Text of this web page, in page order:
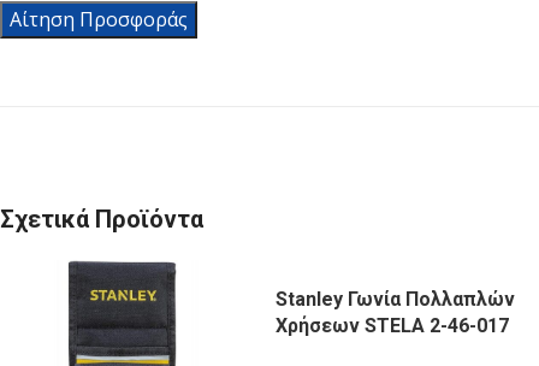
Αίτηση Προσφοράς
Σχετικά Προϊόντα
Stanley Γωνία Πολλαπλών
Χρήσεων STELA 2-46-017